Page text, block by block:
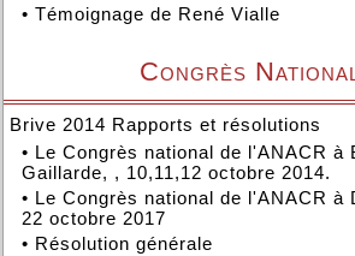
• Témoignage de René Vialle
Congrès
Brive 2014 Rapports et résolutions
• Le Congrès national de l'ANACR à
Gaillarde, , 10,11,12 octobre 2014.
• Le Congrès national de l'ANACR à
22 octobre 2017
• Résolution générale